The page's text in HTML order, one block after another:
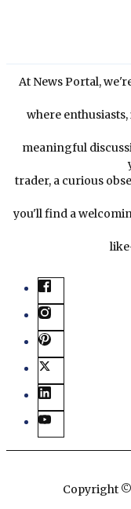
At News Portal,
where
meaningful
trader, a curious
you'll find a
Copyright ©